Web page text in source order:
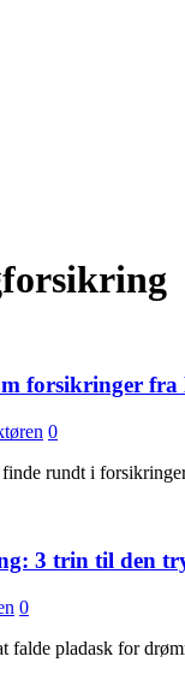
forsikringer
0
rundt i
3 trin til den
0
falde pladask for